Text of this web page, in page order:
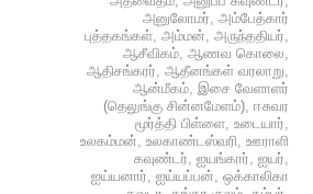
அனுலோமர், அம்பேத்கார்
புத்தகங்கள், அம்மன், அருந்ததியர்,
ஆசீவிகம், ஆணவ கொலை,
ஆதிசங்கரர், ஆதீனங்கள் வரலாறு,
ஆன்மீகம், இசை வேளாளர்
(தெலுங்கு சின்னமேளம்), ஈசுவர
மூர்த்தி பிள்ளை, உடையார்,
உலகம்மன், உலகாண்டஸ்வரி, ஊராளி
கவுண்டர், ஐயங்கார், ஐயர்,
ஐய்யனார், ஐய்யப்பன், ஒக்காலிகா